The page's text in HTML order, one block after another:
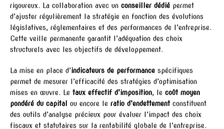
rigoureux. La collaboration avec un conseiller dédié permet
d’ajuster régulièrement la stratégie en fonction des évolutions
législatives, réglementaires et des performances de l’entreprise.
Cette veille permanente garantit l’adéquation des choix
structurels avec les objectifs de développement.
La mise en place d’indicateurs de performance spécifiques
permet de mesurer l’efficacité des stratégies d’optimisation
mises en œuvre. Le taux effectif d’imposition, le coût moyen
pondéré du capital
ou encore le ratio d’endettementconstituent
des outils d’analyse précieux pour évaluer l’impact des choix
fiscaux et statutaires sur la rentabilité globale de l’entreprise.